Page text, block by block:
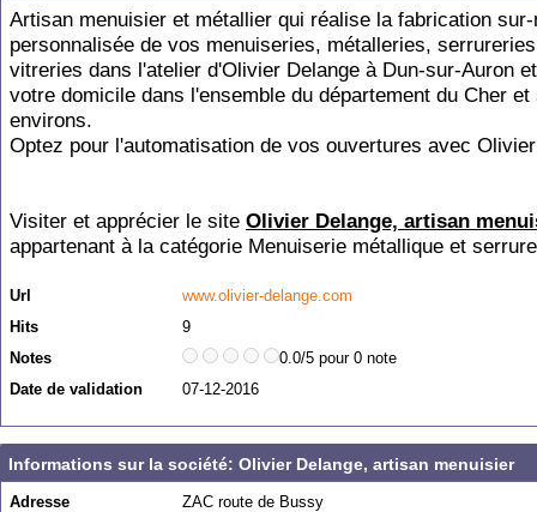
Artisan menuisier et métallier qui réalise la fabrication
personnalisée de vos menuiseries, métalleries,
vitreries dans l'atelier d'Olivier Delange à Dun-sur-Auron
votre domicile dans l'ensemble du département du Cher et
environs.
Optez pour l'automatisation de vos ouvertures avec
Visiter et apprécier le site Olivier Delange, artisan
appartenant à la catégorie Menuiserie métallique et
Url
www.olivier-delange.com
Hits
9
Notes
0.0/5 pour 0 note
Date de validation
07-12-2016
Informations sur la société: Olivier Delange, artisan menuisier
Adresse
ZAC route de Bussy